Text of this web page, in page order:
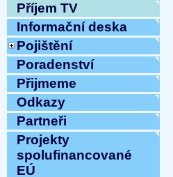
Příjem TV
Informační deska
Pojištění
Poradenství
Přijmeme
Odkazy
Partneři
Projekty
spolufinancované
EÚ